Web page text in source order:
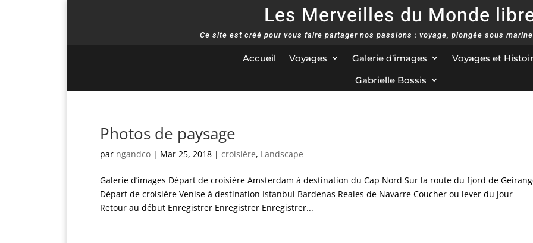
Les Merveilles du Monde
Ce site est créé pour vous faire partager nos passions : voyage, plongée sous
Accueil Voyages Galerie d’images
Voyages et
Gabrielle Bossis
Photos de paysage
par ngandco | Mar 25, 2018 | croisière, Landscape
Galerie d’images Départ de croisière Amsterdam à destination du Cap Nord Sur la route du fjord de
Départ de croisière Venise à destination Istanbul Bardenas Reales de Navarre Coucher ou lever du jour
Retour au début Enregistrer Enregistrer Enregistrer...